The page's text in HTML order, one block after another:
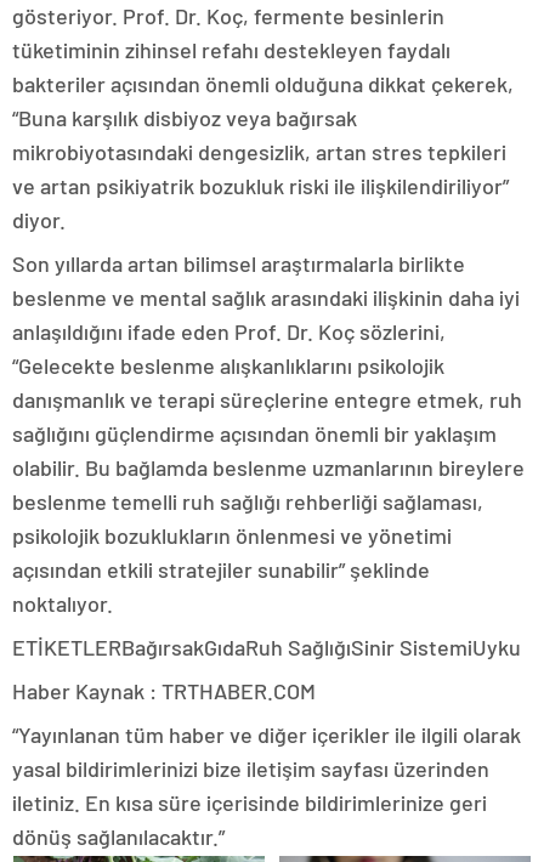
gösteriyor. Prof. Dr. Koç, fermente besinlerin
tüketiminin zihinsel refahı destekleyen faydalı
bakteriler açısından önemli olduğuna dikkat çekerek,
“Buna karşılık disbiyoz veya bağırsak
mikrobiyotasındaki dengesizlik, artan stres tepkileri
ve artan psikiyatrik bozukluk riski ile ilişkilendiriliyor”
diyor.
Son yıllarda artan bilimsel araştırmalarla birlikte
beslenme ve mental sağlık arasındaki ilişkinin daha iyi
anlaşıldığını ifade eden Prof. Dr. Koç sözlerini,
“Gelecekte beslenme alışkanlıklarını psikolojik
danışmanlık ve terapi süreçlerine entegre etmek, ruh
sağlığını güçlendirme açısından önemli bir yaklaşım
olabilir. Bu bağlamda beslenme uzmanlarının bireylere
beslenme temelli ruh sağlığı rehberliği sağlaması,
psikolojik bozuklukların önlenmesi ve yönetimi
açısından etkili stratejiler sunabilir” şeklinde
noktalıyor.
ETİKETLERBağırsakGıdaRuh SağlığıSinir SistemiUyku
Haber Kaynak : TRTHABER.COM
“Yayınlanan tüm haber ve diğer içerikler ile ilgili olarak
yasal bildirimlerinizi bize iletişim sayfası üzerinden
iletiniz. En kısa süre içerisinde bildirimlerinize geri
dönüş sağlanılacaktır.”